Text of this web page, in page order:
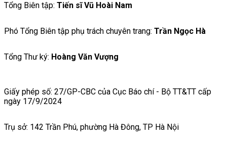
Tổng Biên tập: Tiến sĩ Vũ Hoài Nam
Phó Tổng Biên tập phụ trách chuyên trang: Trần Ngọc Hà
Tổng Thư ký: Hoàng Văn Vượng
Giấy phép số: 27/GP-CBC của Cục Báo chí - Bộ TT&TT cấp
ngày 17/9/2024
Trụ sở: 142 Trần Phú, phường Hà Đông, TP Hà Nội